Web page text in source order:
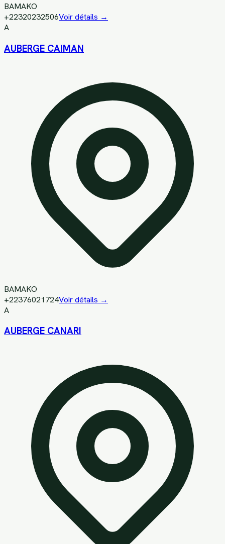
BAMAKO
+22320232506Voir détails →
A
AUBERGE CAIMAN
BAMAKO
+22376021724Voir détails →
A
AUBERGE CANARI